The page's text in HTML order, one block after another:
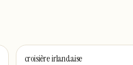
croisière irlandaise